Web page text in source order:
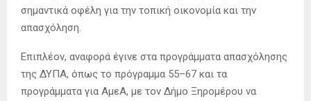
σημαντικά οφέλη για την τοπική οικονομία και την
απασχόληση.
Επιπλέον, αναφορά έγινε στα προγράμματα απασχόλησης
της ΔΥΠΑ, όπως το πρόγραμμα 55–67 και τα
προγράμματα για ΑμεΑ, με τον Δήμο Ξηρομέρου να